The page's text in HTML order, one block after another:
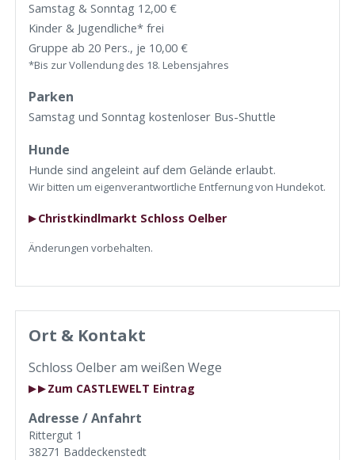
Samstag & Sonntag 12,00 €
Kinder & Jugendliche* frei
Gruppe ab 20 Pers., je 10,00 €
*Bis zur Vollendung des 18. Lebensjahres
Parken
Samstag und Sonntag kostenloser Bus-Shuttle
Hunde
Hunde sind angeleint auf dem Gelände erlaubt.
Wir bitten um eigenverantwortliche Entfernung von Hundekot.
Christkindlmarkt Schloss Oelber
Änderungen vorbehalten.
Ort & Kontakt
Schloss Oelber am weißen Wege
▶ Zum CASTLEWELT Eintrag
Adresse / Anfahrt
Rittergut 1
38271 Baddeckenstedt